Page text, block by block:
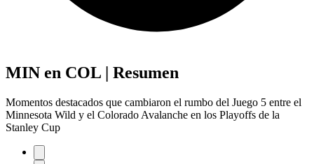
MIN en COL | Resumen
Momentos destacados que cambiaron el rumbo del Juego 5 entre el
Minnesota Wild y el Colorado Avalanche en los Playoffs de la
Stanley Cup